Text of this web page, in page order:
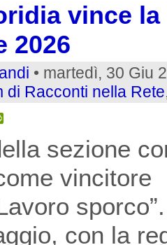
vince
2026
• martedì, 30 Giu
di Racconti nella Rete
sezione
con la